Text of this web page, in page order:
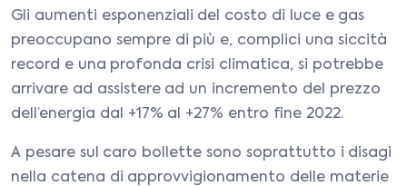
Gli aumenti esponenziali del costo di luce e gas
preoccupano sempre di più e, complici una siccità
record e una profonda crisi climatica, si potrebbe
arrivare ad assistere ad un incremento del prezzo
dell’energia dal +17% al +27% entro fine 2022.
A pesare sul caro bollette sono soprattutto i disagi
nella catena di approvvigionamento delle materie